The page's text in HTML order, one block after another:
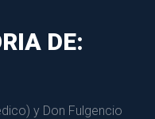
DE:
y Don Fulgencio